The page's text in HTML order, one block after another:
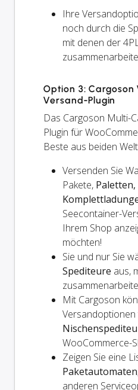
Ihre
noch durch die
mit denen der
Option 3:
Versand-Plugin
Das Cargoson Multi-
Plugin für
Beste aus beiden
Versenden Sie
Pakete,
Seecontainer-
Ihrem Shop
möchten!
Sie und nur Sie
Spediteure aus,
Mit Cargoson
Versandoptionen
WooCommerce-
Zeigen Sie eine
Paketautomaten
anderen